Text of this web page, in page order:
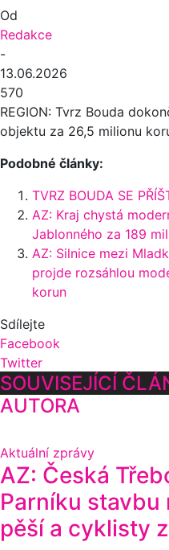
Od
Redakce
-
13.06.2026
570
REGION: Tvrz Bouda
objektu za 26,5 milionu
Podobné články:
TVRZ BOUDA SE
AZ: Kraj chystá
Jablonného za 189
AZ: Silnice mezi
projde rozsáhlou
korun
Sdílejte
Facebook
Twitter
SOUVISEJÍCÍ
AUTORA
Aktuální zprávy
AZ: Česká
Parníku stavbu
pěší a cyklisty